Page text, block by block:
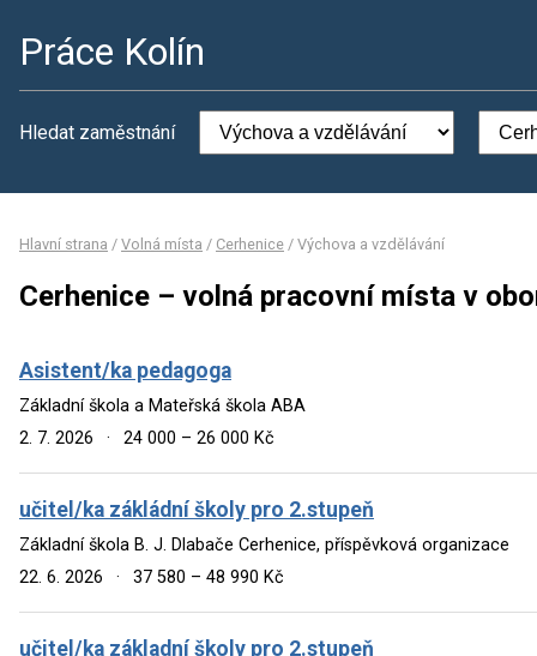
Práce Kolín
Hledat zaměstnání
Hlavní strana / Volná místa / Cerhenice / Výchova a vzdělávání
Cerhenice – volná pracovní místa v
Asistent/ka pedagoga
Základní škola a Mateřská škola ABA
2. 7. 2026
· 24 000 – 26 000 Kč
učitel/ka zákládní školy pro 2.stupeň
Základní škola B. J. Dlabače Cerhenice, příspěvková organizace
22. 6. 2026
· 37 580 – 48 990 Kč
učitel/ka základní školy pro 2.stupeň